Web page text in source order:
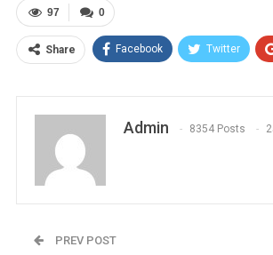
0
97
Share Facebook Twitter
Admin 8354 Posts
PREV POST